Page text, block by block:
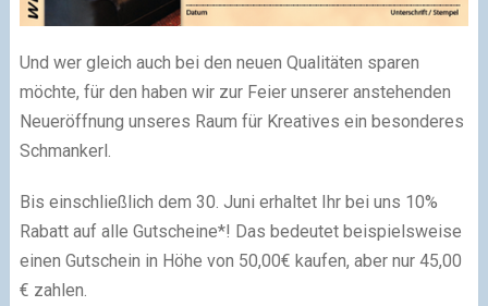
Und wer gleich auch bei den neuen Qualitäten sparen
möchte, für den haben wir zur Feier unserer anstehenden
Neueröffnung unseres Raum für Kreatives ein besonderes
Schmankerl.
Bis einschließlich dem 30. Juni erhaltet Ihr bei uns 10%
Rabatt auf alle Gutscheine*! Das bedeutet beispielsweise
einen Gutschein in Höhe von 50,00€ kaufen, aber nur 45,00
€ zahlen.